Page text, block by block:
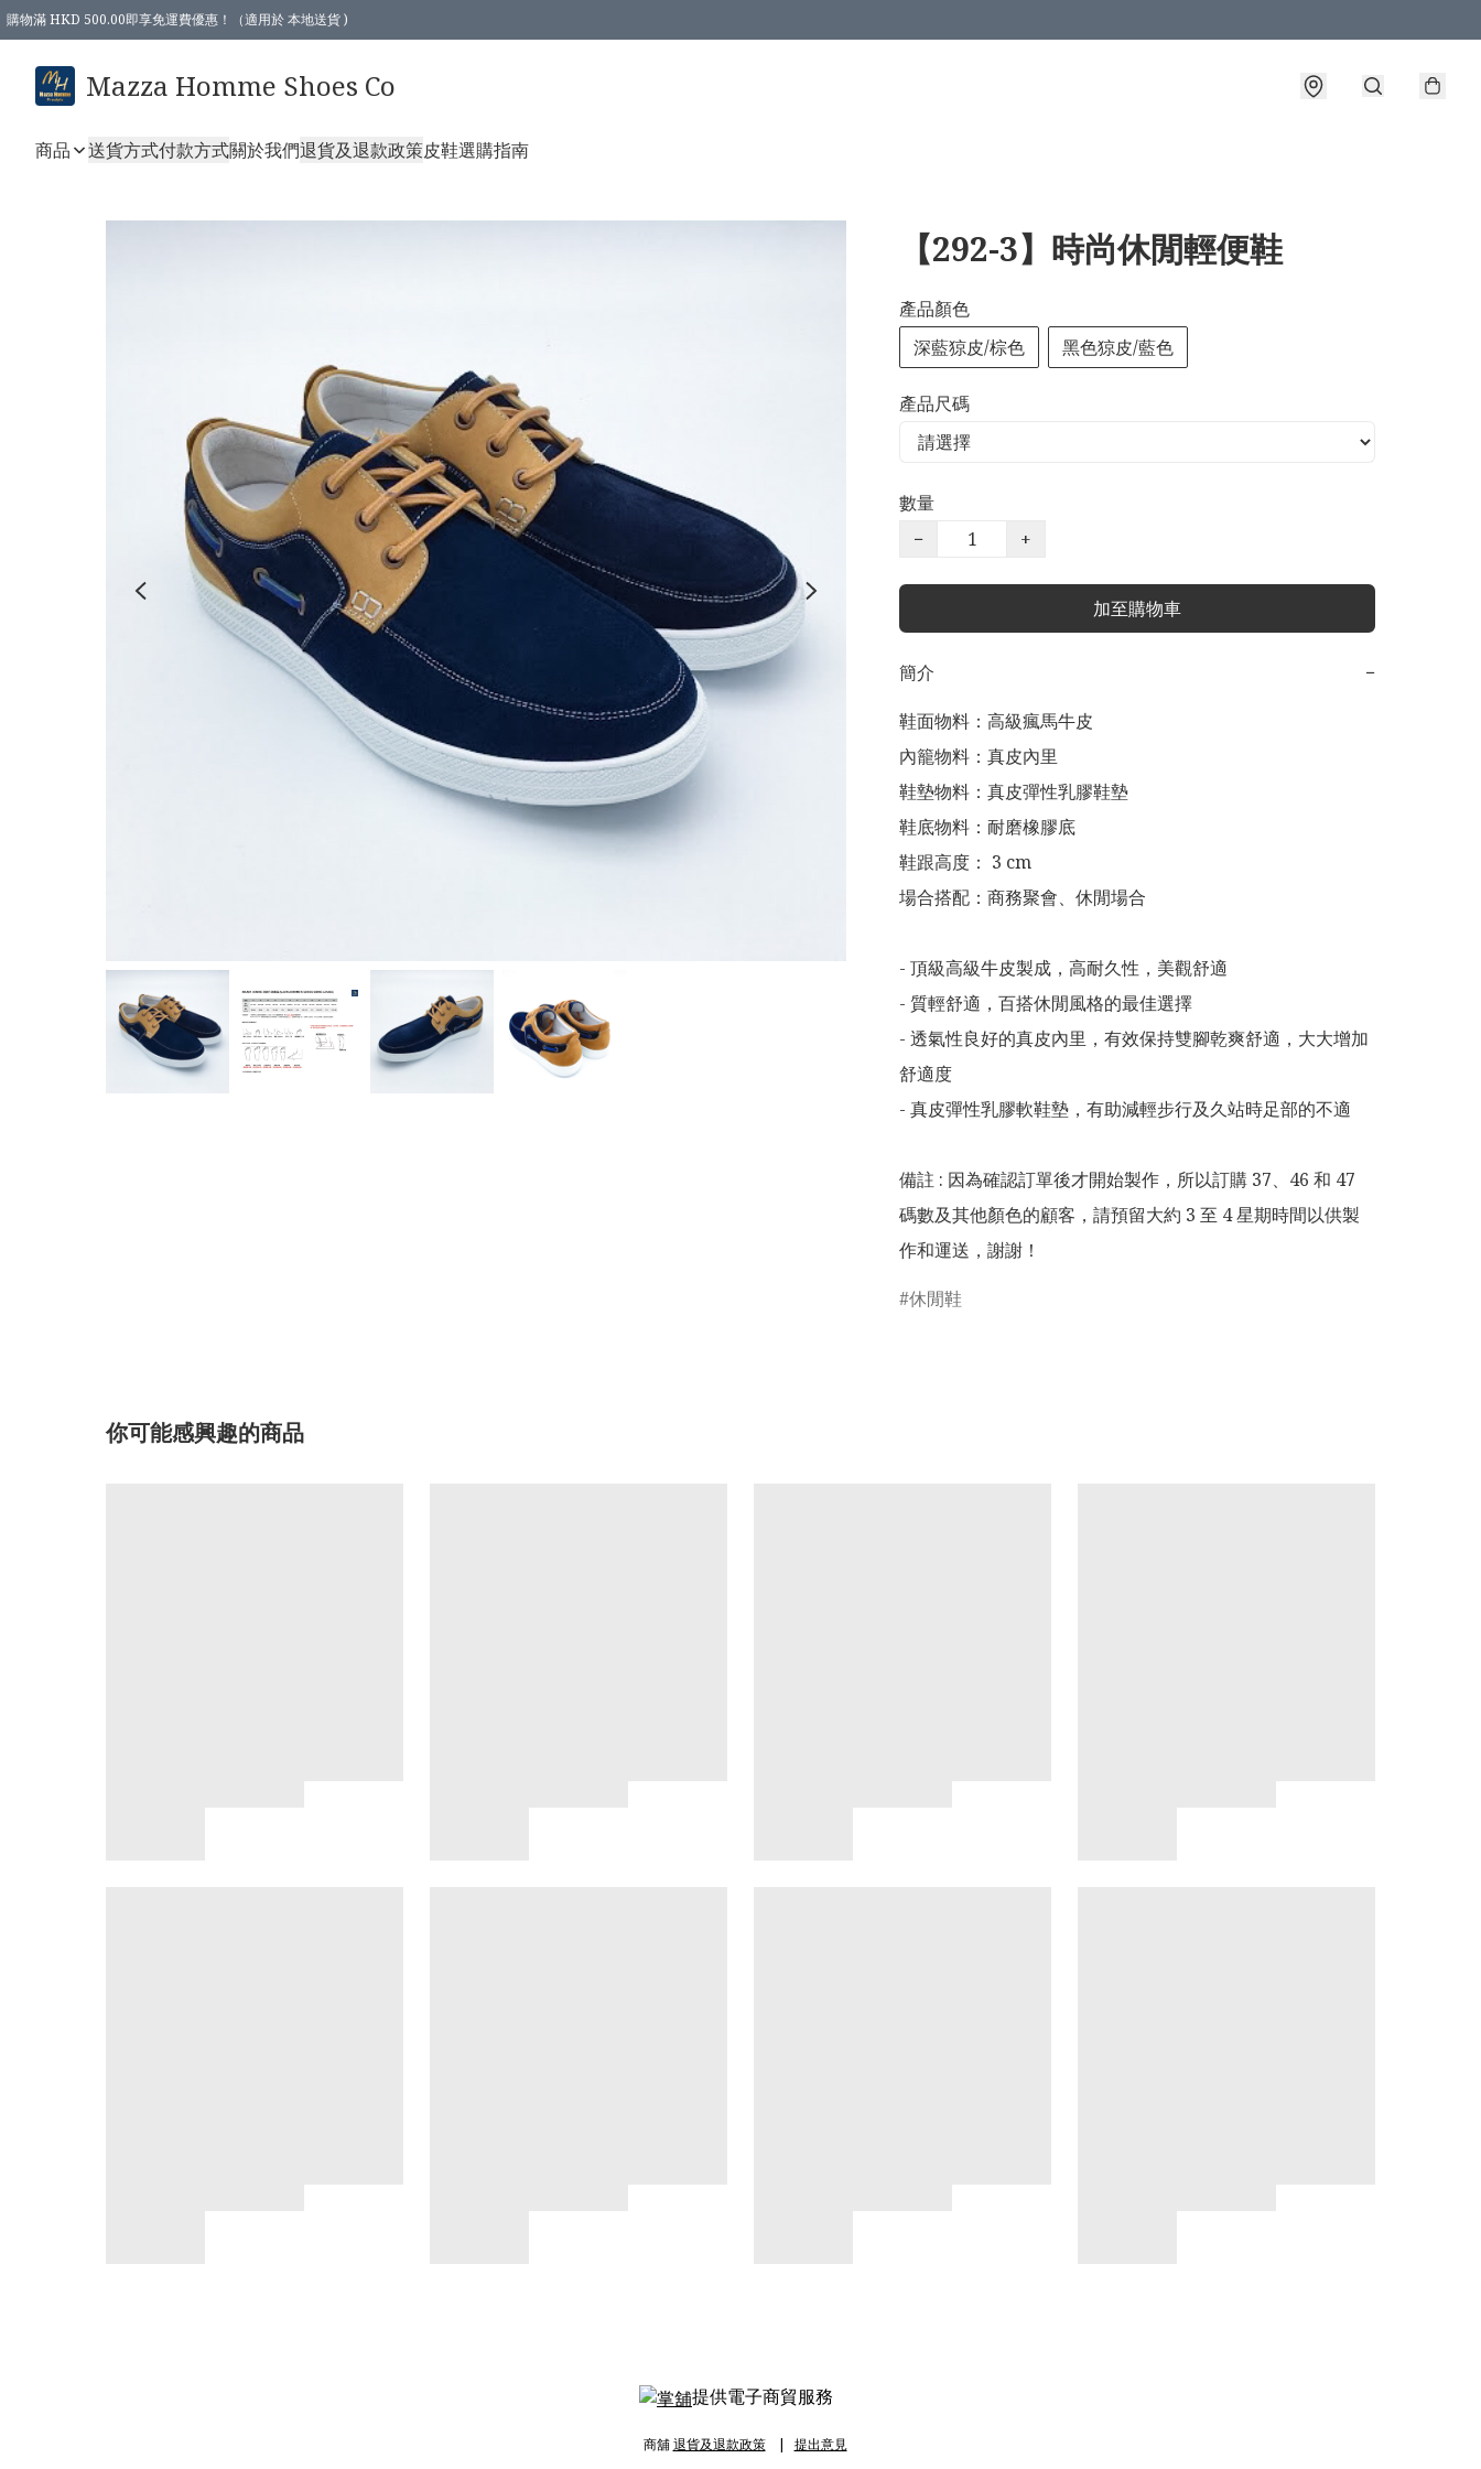
購物滿 HKD 500.00即享免運費優惠！（適用於 本地送貨 )
Mazza Homme Shoes Co
商品 送貨方式付款方式關於我們退貨及退款政策皮鞋選購指南
【292-3】時尚休閒輕便鞋
產品顏色
深藍猄皮/棕色
黑色猄皮/藍色
產品尺碼
數量
−
+
加至購物車
簡介
−
鞋面物料：高級瘋馬牛皮
內籠物料：真皮內里
鞋墊物料：真皮彈性乳膠鞋墊
鞋底物料：耐磨橡膠底
鞋跟高度： 3 cm
場合搭配：商務聚會、休閒場合
- 頂級高級牛皮製成，高耐久性，美觀舒適
- 質輕舒適，百搭休閒風格的最佳選擇
- 透氣性良好的真皮內里，有效保持雙腳乾爽舒適，大大增加
舒適度
- 真皮彈性乳膠軟鞋墊，有助減輕步行及久站時足部的不適
備註 : 因為確認訂單後才開始製作，所以訂購 37、46 和 47
碼數及其他顏色的顧客，請預留大約 3 至 4 星期時間以供製
作和運送，謝謝！
休閒鞋
你可能感興趣的商品
提供電子商貿服務
商舖退貨及退款政策 提出意見